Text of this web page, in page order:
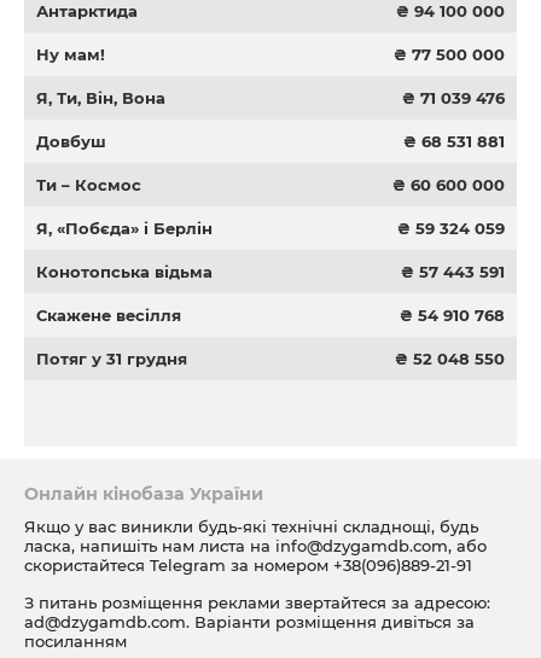
Антарктида ₴ 94 100 000
Ну мам! ₴ 77 500 000
Я, Ти, Він, Вона ₴ 71 039 476
Довбуш ₴ 68 531 881
Ти – Космос ₴ 60 600 000
Я, «Побєда» і Берлін ₴ 59 324 059
Конотопська відьма ₴ 57 443 591
Скажене весілля ₴ 54 910 768
Потяг у 31 грудня ₴ 52 048 550
Онлайн кінобаза України
Якщо у вас виникли будь-які технічні складнощі, будь
ласка, напишіть нам листа на info@dzygamdb.com, або
скористайтеся Telegram за номером +38(096)889-21-91
З питань розміщення реклами звертайтеся за адресою:
ad@dzygamdb.com. Варіанти розміщення дивіться за
посиланням